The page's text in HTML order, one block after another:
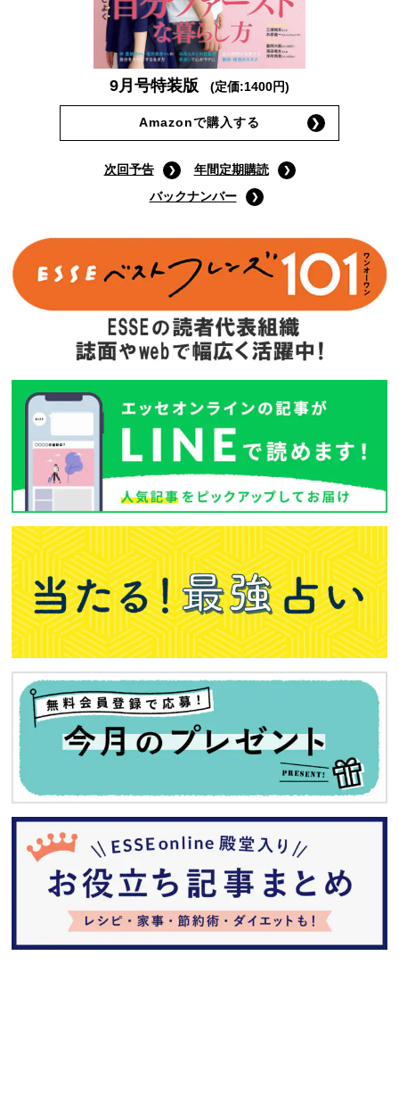
9月号特装版 (定価:1400円)
Amazonで購入する
次回予告
年間定期購読
バックナンバー